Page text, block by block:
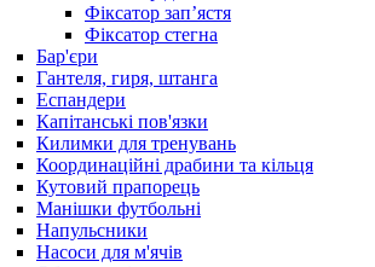
Фіксатор запʼястя
Фіксатор стегна
Бар'єри
Гантеля, гиря, штанга
Еспандери
Капітанські пов'язки
Килимки для тренувань
Координаційні драбини та кільця
Кутовий прапорець
Манішки футбольні
Напульсники
Насоси для м'ячів